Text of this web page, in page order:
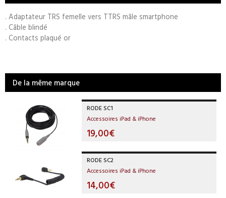
. Adaptateur TRS femelle vers TTRS mâle smartphone
. Câble blindé
. Contacts plaqué or
De la même marque
RODE SC1
Accessoires iPad & iPhone
19,00€
RODE SC2
Accessoires iPad & iPhone
14,00€